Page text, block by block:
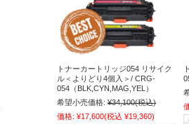
トナーカートリッジ054 リサイク
ル＜よりどり4個入＞/ CRG-
054（BLK,CYN,MAG,YEL）
希望小売価格: ¥34,100(税込)
価格: ¥17,600(税込 ¥19,360)